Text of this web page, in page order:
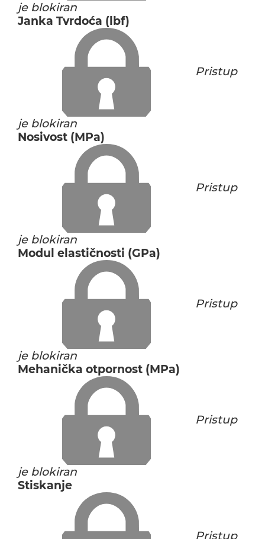
je blokiran
Janka Tvrdoća (lbf)
Pristup
je blokiran
Nosivost (MPa)
Pristup
je blokiran
Modul elastičnosti (GPa)
Pristup
je blokiran
Mehanička otpornost (MPa)
Pristup
je blokiran
Stiskanje
Pristup